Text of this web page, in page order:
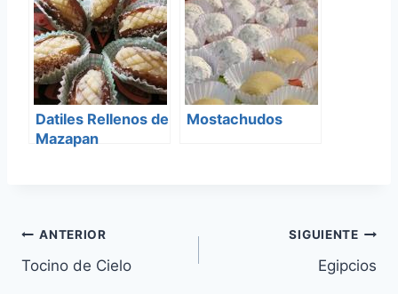
Datiles Rellenos de
Mazapan
Mostachudos
Navegación
de
ANTERIOR
Tocino de Cielo
SIGUIENTE
Egipcios